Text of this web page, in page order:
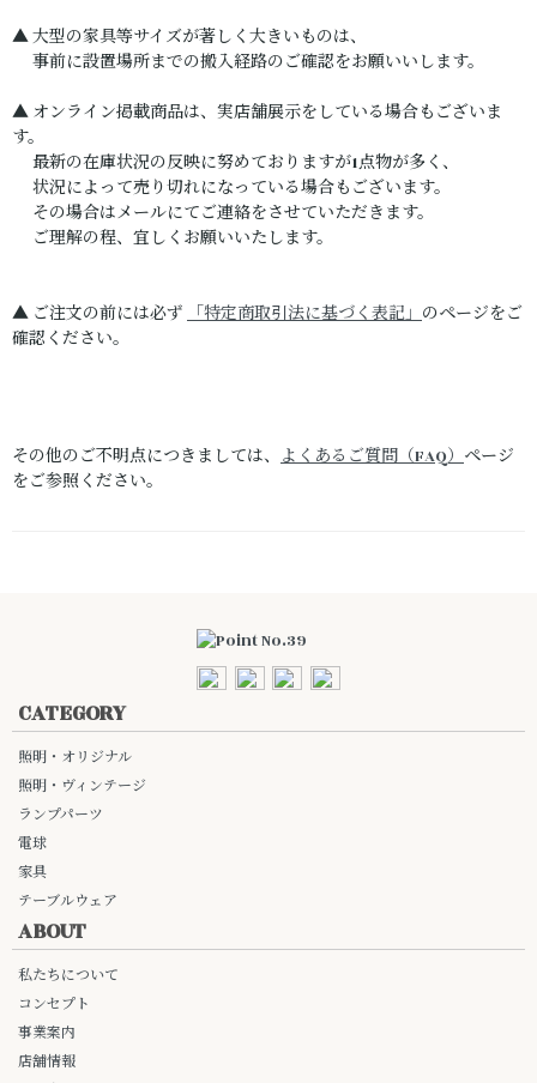
▲ 大型の家具等サイズが著しく大きいものは、
事前に設置場所までの搬入経路のご確認をお願いいします。
▲ オンライン掲載商品は、実店舗展示をしている場合もございま
す。
最新の在庫状況の反映に努めておりますが1点物が多く、
状況によって売り切れになっている場合もございます。
その場合はメールにてご連絡をさせていただきます。
ご理解の程、宜しくお願いいたします。
▲ ご注文の前には必ず 「特定商取引法に基づく表記」のページをご
確認ください。
その他のご不明点につきましては、 よくあるご質問（FAQ）ページ
をご参照ください。
CATEGORY
照明・オリジナル
照明・ヴィンテージ
ランプパーツ
電球
家具
テーブルウェア
ABOUT
私たちについて
コンセプト
事業案内
店舗情報